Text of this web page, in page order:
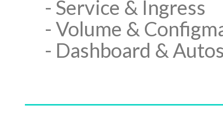
- Service & Ingress
- Volume &
- Dashboard &